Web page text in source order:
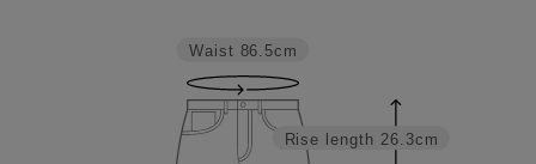
Rise length 26.3cm
Waist 86.5cm